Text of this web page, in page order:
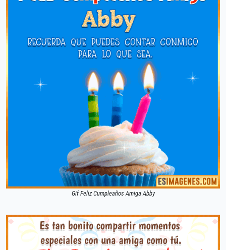
Gif Feliz Cumpleaños Amiga Abby